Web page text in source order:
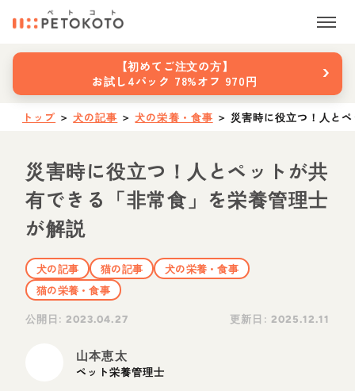
【初めてご注文の方】
お試し4パック 78%オフ 970円
›
トップ ＞ 犬の記事 ＞ 犬の栄養・食事 ＞ 災害時に役立つ！人と
災害時に役立つ！人とペットが共
有できる「非常食」を栄養管理士
が解説
犬の記事 猫の記事
犬の栄養・食事
猫の栄養・食事
公開日:2023.04.27 更新日: 2025.12.11
山本恵太
ペット栄養管理士